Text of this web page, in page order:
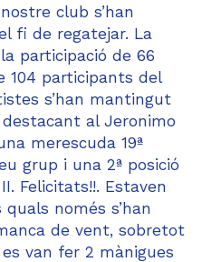
club s’han
fi de regatejar. La
participació de 66
104 participants del
s’han mantingut
al Jeronimo
merescuda 19ª
grup i una 2ª posició
Felicitats!!. Estaven
només s’han
de vent, sobretot
van fer 2 mànigues